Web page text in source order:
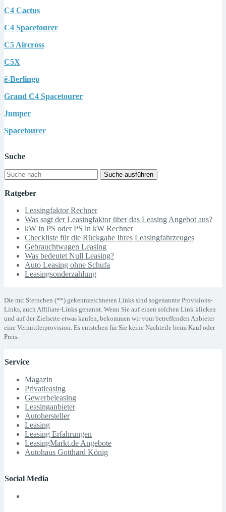
C4 Cactus
C4 Spacetourer
C5 Aircross
C5X
ë-Berlingo
Grand C4 Spacetourer
Jumper
Spacetourer
Suche
Suche ausführen
Ratgeber
Leasingfaktor Rechner
Was sagt der Leasingfaktor über das Leasing Angebot aus?
kW in PS oder PS in kW Rechner
Checkliste für die Rückgabe Ihres Leasingfahrzeuges
Gebrauchtwagen Leasing
Was bedeutet Null Leasing?
Auto Leasing ohne Schufa
Leasingsonderzahlung
Die mit Sternchen (**) gekennzeichneten Links sind sogenannte Provisions-
Links, auch Affiliate-Links genannt. Wenn Sie auf einen solchen Link klicken
und auf der Zielseite etwas kaufen, bekommen wir vom betreffenden Anbieter
eine Vermittlerprovision. Es entstehen für Sie keine Nachteile beim Kauf oder
Preis.
Service
Magazin
Privatleasing
Gewerbeleasing
Leasinganbieter
Autohersteller
Leasing
Leasing Erfahrungen
LeasingMarkt.de Angebote
Autohaus Gotthard König
Social Media